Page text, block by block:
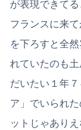
が表現できて
フランスに来
を下ろすと全
れていたのも土
だいたい１年
ア」でいられ
ットじゃありえ